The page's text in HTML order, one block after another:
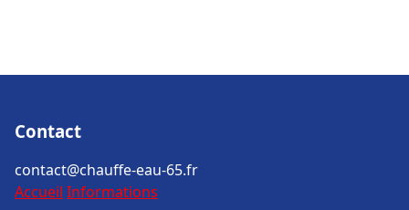
Contact
contact@chauffe-eau-65.fr
Accueil Informations